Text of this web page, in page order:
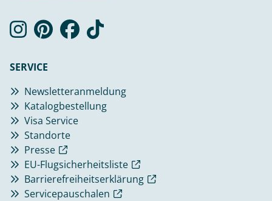
SERVICE
Newsletteranmeldung
Katalogbestellung
Visa Service
Standorte
Presse
EU-Flugsicherheitsliste
Barrierefreiheitserklärung
Servicepauschalen